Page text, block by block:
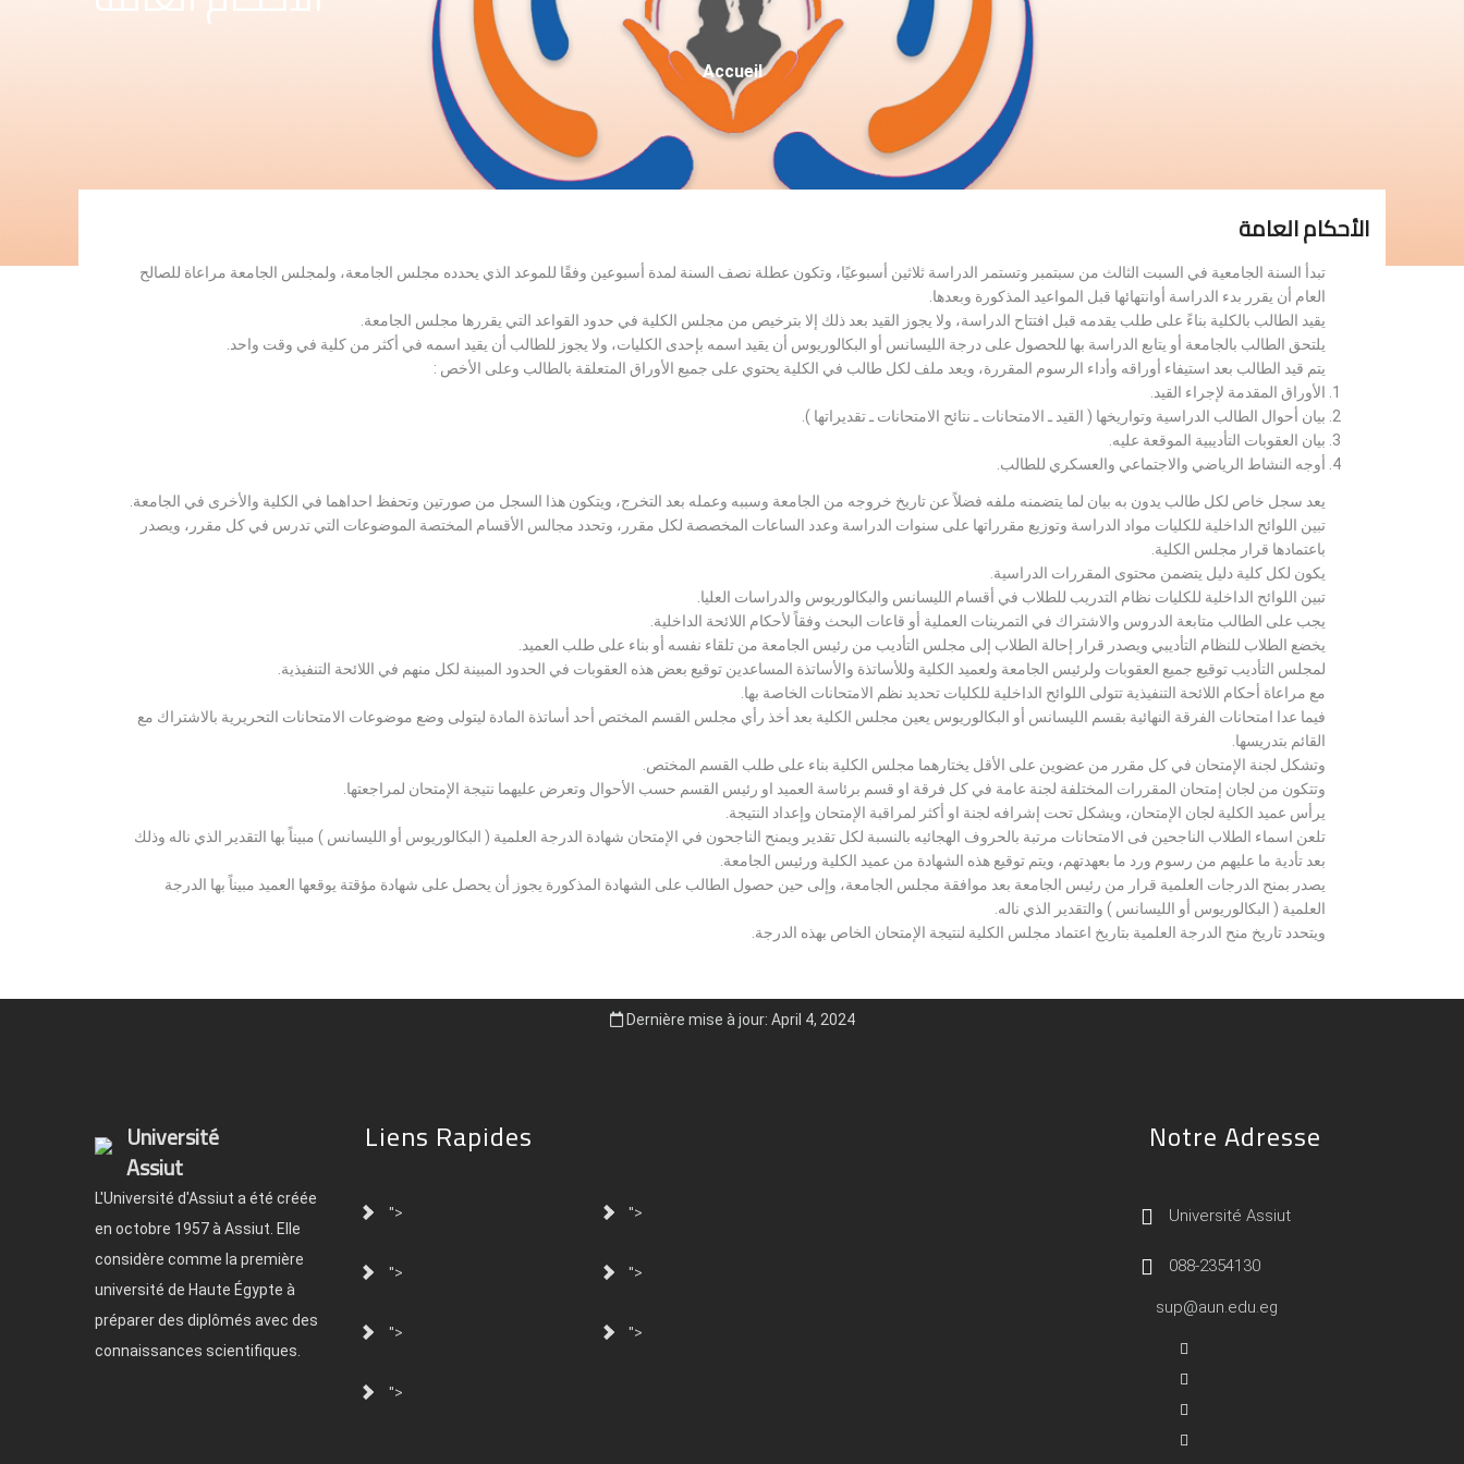
Fil
D'Ariane
Accueil
الأحكام العامة
تبدأ السنة الجامعية في السبت الثالث من سبتمبر وتستمر الدراسة ثلاثين أسبوعيًا، وتكون عطلة نصف السنة لمدة أسبوعين وفقًا للموعد الذي يحدده مجلس الجامعة، ولمجلس الجامعة مراعاة للصالح
العام أن يقرر بدء الدراسة أوانتهائها قبل المواعيد المذكورة وبعدها.
يقيد الطالب بالكلية بناءً على طلب يقدمه قبل افتتاح الدراسة، ولا يجوز القيد بعد ذلك إلا بترخيص من مجلس الكلية في حدود القواعد التي يقررها مجلس الجامعة.
يلتحق الطالب بالجامعة أو يتابع الدراسة بها للحصول على درجة الليسانس أو البكالوريوس أن يقيد اسمه بإحدى الكليات، ولا يجوز للطالب أن يقيد اسمه في أكثر من كلية في وقت واحد.
يتم قيد الطالب بعد استيفاء أوراقه وأداء الرسوم المقررة، ويعد ملف لكل طالب في الكلية يحتوي على جميع الأوراق المتعلقة بالطالب وعلى الأخص :
الأوراق المقدمة لإجراء القيد.
بيان أحوال الطالب الدراسية وتواريخها ( القيد ـ الامتحانات ـ نتائح الامتحانات ـ تقديراتها ).
بيان العقوبات التأديبية الموقعة عليه.
أوجه النشاط الرياضي والاجتماعي والعسكري للطالب.
يعد سجل خاص لكل طالب يدون به بيان لما يتضمنه ملفه فضلاً عن تاريخ خروجه من الجامعة وسببه وعمله بعد التخرج، ويتكون هذا السجل من صورتين وتحفظ احداهما في الكلية والأخرى في الجامعة.
تبين اللوائح الداخلية للكليات مواد الدراسة وتوزيع مقرراتها على سنوات الدراسة وعدد الساعات المخصصة لكل مقرر، وتحدد مجالس الأقسام المختصة الموضوعات التي تدرس في كل مقرر، ويصدر
باعتمادها قرار مجلس الكلية.
يكون لكل كلية دليل يتضمن محتوى المقررات الدراسية.
تبين اللوائح الداخلية للكليات نظام التدريب للطلاب في أقسام الليسانس والبكالوريوس والدراسات العليا.
يجب على الطالب متابعة الدروس والاشتراك في التمرينات العملية أو قاعات البحث وفقاً لأحكام اللائحة الداخلية.
يخضع الطلاب للنظام التأديبي ويصدر قرار إحالة الطلاب إلى مجلس التأديب من رئيس الجامعة من تلقاء نفسه أو بناء على طلب العميد.
لمجلس التأديب توقيع جميع العقوبات ولرئيس الجامعة ولعميد الكلية وللأساتذة والأساتذة المساعدين توقيع بعض هذه العقوبات في الحدود المبينة لكل منهم في اللائحة التنفيذية.
مع مراعاة أحكام اللائحة التنفيذية تتولى اللوائح الداخلية للكليات تحديد نظم الامتحانات الخاصة بها.
فيما عدا امتحانات الفرقة النهائية بقسم الليسانس أو البكالوريوس يعين مجلس الكلية بعد أخذ رأي مجلس القسم المختص أحد أساتذة المادة ليتولى وضع موضوعات الامتحانات التحريرية بالاشتراك مع
القائم بتدريسها.
وتشكل لجنة الإمتحان في كل مقرر من عضوين على الأقل يختارهما مجلس الكلية بناء على طلب القسم المختص.
وتتكون من لجان إمتحان المقررات المختلفة لجنة عامة في كل فرقة او قسم برئاسة العميد او رئيس القسم حسب الأحوال وتعرض عليهما نتيجة الإمتحان لمراجعتها.
يرأس عميد الكلية لجان الإمتحان، ويشكل تحت إشرافه لجنة او أكثر لمراقبة الإمتحان وإعداد النتيجة.
تلعن اسماء الطلاب الناجحين فى الامتحانات مرتبة بالحروف الهجائيه بالنسبة لكل تقدير ويمنح الناجحون في الإمتحان شهادة الدرجة العلمية ( البكالوريوس أو الليسانس ) مبيناً بها التقدير الذي ناله وذلك
بعد تأدية ما عليهم من رسوم ورد ما بعهدتهم، ويتم توقيع هذه الشهادة من عميد الكلية ورئيس الجامعة.
يصدر بمنح الدرجات العلمية قرار من رئيس الجامعة بعد موافقة مجلس الجامعة، وإلى حين حصول الطالب على الشهادة المذكورة يجوز أن يحصل على شهادة مؤقتة يوقعها العميد مبيناً بها الدرجة
العلمية ( البكالوريوس أو الليسانس ) والتقدير الذي ناله.
ويتحدد تاريخ منح الدرجة العلمية بتاريخ اعتماد مجلس الكلية لنتيجة الإمتحان الخاص بهذه الدرجة.
Dernière mise à jour: April 4, 2024
Université
Assiut
L'Université d'Assiut a été créée
en octobre 1957 à Assiut. Elle
considère comme la première
université de Haute Égypte à
préparer des diplômés avec des
connaissances scientifiques.
Liens Rapides
"> ">
"> ">
"> ">
">
Notre Adresse
Université Assiut
088-2354130
sup@aun.edu.eg